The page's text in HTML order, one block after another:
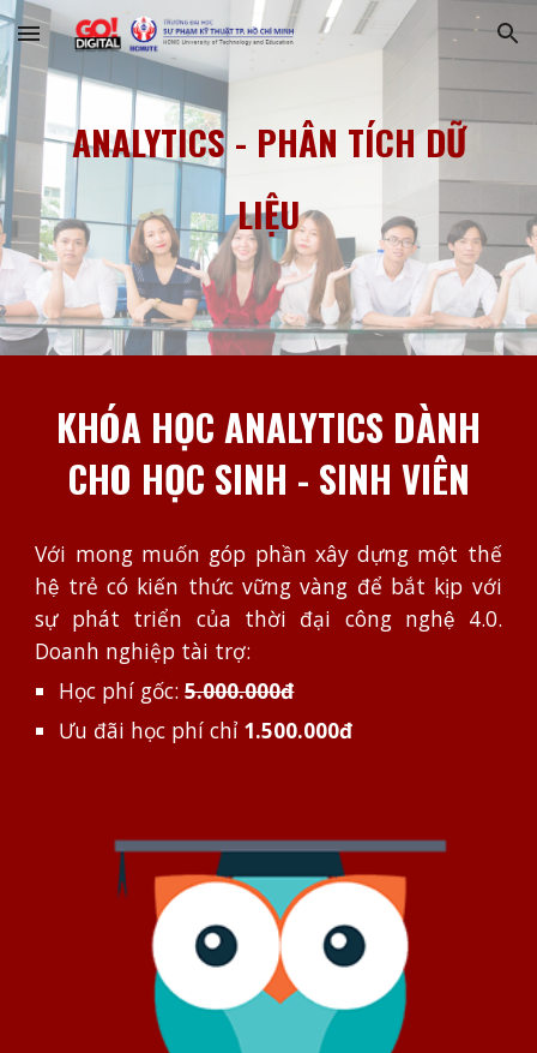
Skip to main content Skip to navigation
ANALYTICS- PHÂN TÍCH DỮ
LIỆU
KHÓA HỌC ANALYTICS DÀNH
CHO HỌC SINH - SINH VIÊN
Với mong muốn góp phần xây dựng một thế
hệ trẻ có kiến thức vững vàng để bắt kịp với
sự phát triển của thời đại công nghệ 4.0.
Doanh nghiệp tài trợ:
Học phí gốc:5.000.000đ
Ưu đãi học phí chỉ 1.500.000đ